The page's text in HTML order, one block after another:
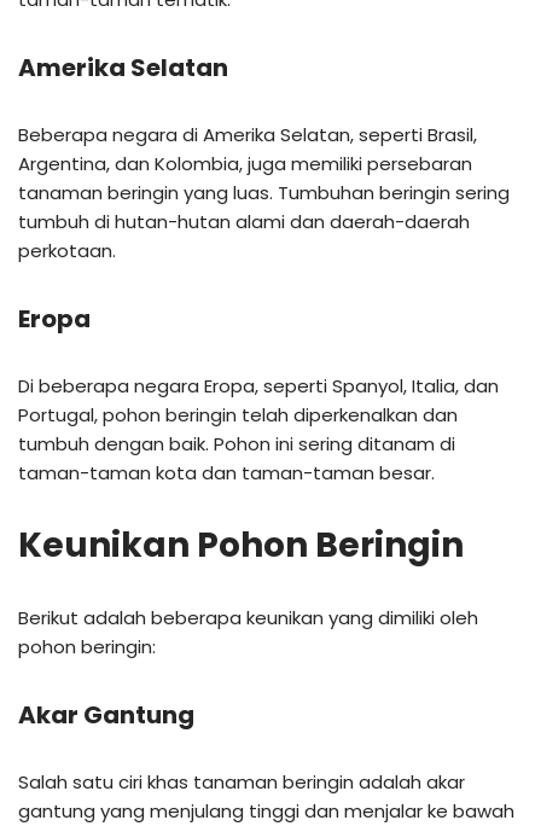
Amerika Selatan
Beberapa negara di Amerika Selatan, seperti Brasil,
Argentina, dan Kolombia, juga memiliki persebaran
tanaman beringin yang luas. Tumbuhan beringin sering
tumbuh di hutan-hutan alami dan daerah-daerah
perkotaan.
Eropa
Di beberapa negara Eropa, seperti Spanyol, Italia, dan
Portugal, pohon beringin telah diperkenalkan dan
tumbuh dengan baik. Pohon ini sering ditanam di
taman-taman kota dan taman-taman besar.
Keunikan Pohon Beringin
Berikut adalah beberapa keunikan yang dimiliki oleh
pohon beringin:
Akar Gantung
Salah satu ciri khas tanaman beringin adalah akar
gantung yang menjulang tinggi dan menjalar ke bawah